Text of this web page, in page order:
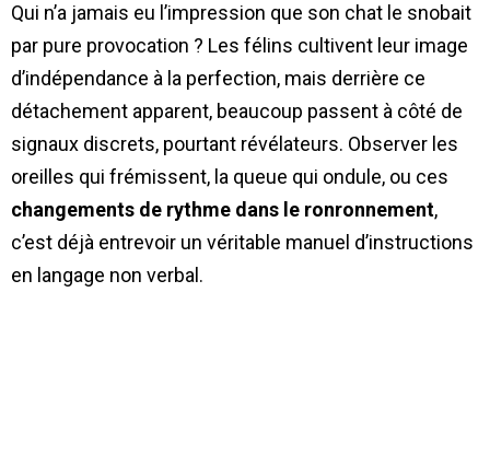
Qui n’a jamais eu l’impression que son chat le snobait
par pure provocation ? Les félins cultivent leur image
d’indépendance à la perfection, mais derrière ce
détachement apparent, beaucoup passent à côté de
signaux discrets, pourtant révélateurs. Observer les
oreilles qui frémissent, la queue qui ondule, ou ces
changements de rythme dans le ronronnement,
c’est déjà entrevoir un véritable manuel d’instructions
en langage non verbal.